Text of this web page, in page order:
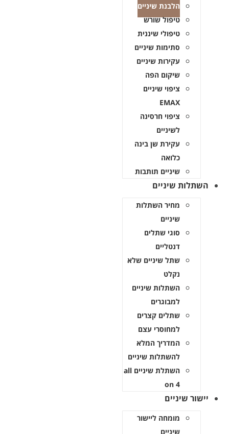
הלבנת שיניים
טיפול שורש
טיפולי שיננית
סתימות שיניים
עקירות שיניים
שיקום הפה
ציפוי שיניים
EMAX
ציפוי חרסינה
לשיניים
עקירת שן בינה
כלואה
שיניים תותבות
השתלות שיניים
מחיר השתלות
שיניים
סוגי שתלים
דנטליים
שתל שיניים שלא
נקלט
השתלות שיניים
למבוגרים
שתלים קצרים
למחוסרי עצם
המדריך המלא
להשתלות שיניים
השתלת שיניים all
on 4
יישור שיניים
מומחה ליישור
שיניים